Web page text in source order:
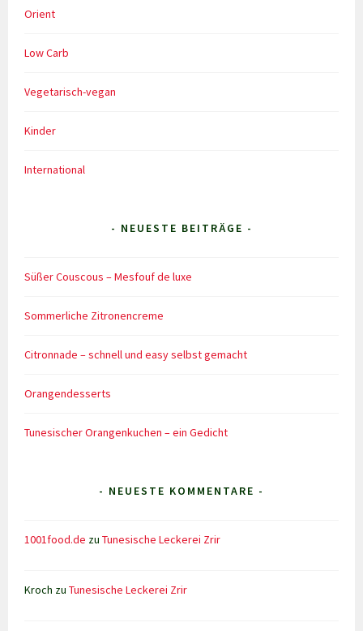
Orient
Low Carb
Vegetarisch-vegan
Kinder
International
- NEUESTE BEITRÄGE -
Süßer Couscous – Mesfouf de luxe
Sommerliche Zitronencreme
Citronnade – schnell und easy selbst gemacht
Orangendesserts
Tunesischer Orangenkuchen – ein Gedicht
- NEUESTE KOMMENTARE -
1001food.de zuTunesische Leckerei Zrir
Kroch zuTunesische Leckerei Zrir